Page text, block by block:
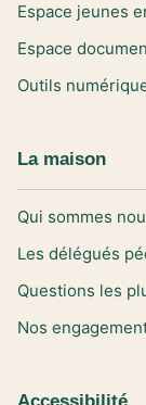
Espace jeunes
Espace
Outils
La maison
Qui sommes
Les délégués
Questions les
Nos